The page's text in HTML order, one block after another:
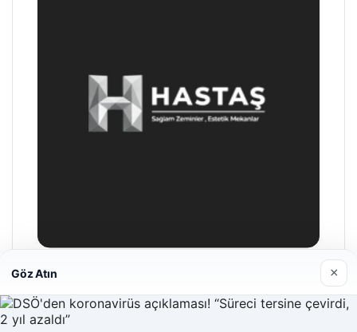
Enes Kaplan Avukatlık Bürosu
28/04/2026
Göz Atın ×